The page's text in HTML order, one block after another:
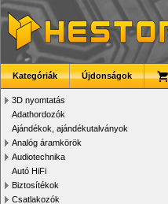
Kategóriák Újdonságok
3D nyomtatás
Adathordozók
Ajándékok, ajándékutalványok
Analóg áramkörök
Audiotechnika
Autó HiFi
Biztosítékok
Csatlakozók